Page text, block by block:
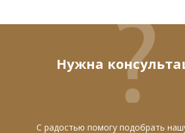
Нужна
С радостью помогу подобрать